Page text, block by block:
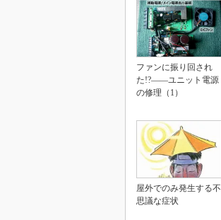
ファンに振り回され
た!?――ユニット電源
の修理（1）
屋外でのみ発生する不
思議な症状